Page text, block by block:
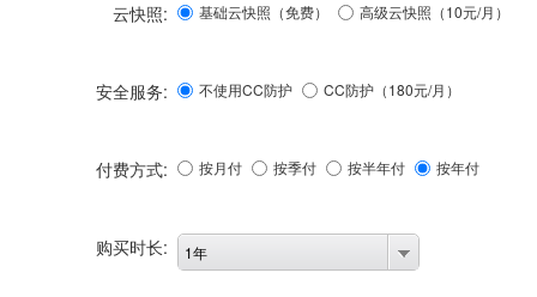
云快照: 基础云快照（免费） 高级云快照（10元/月）
安全服务: 不使用CC防护 CC防护（180元/月）
付费方式: 按月付 按季付 按半年付 按年付
购买时长: 1年